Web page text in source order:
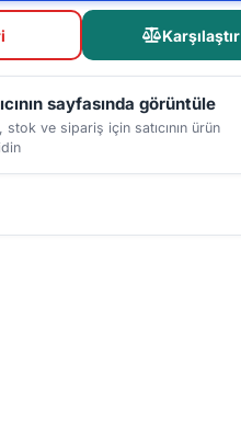
Karşılaştır
sayfasında görüntüle
stok ve sipariş için satıcının ürün